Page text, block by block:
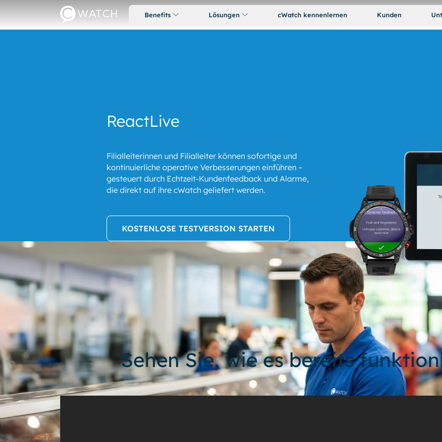
Benefits Lösungen cWatch kennenlernen Kunden
ReactLive
Filialleiterinnen und Filialleiter können sofortige und
kontinuierliche operative Verbesserungen einführen –
gesteuert durch Echtzeit-Kundenfeedback und Alarme,
die direkt auf ihre cWatch geliefert werden.
KOSTENLOSE TESTVERSION STARTEN
Sehen Sie, wie es bereits